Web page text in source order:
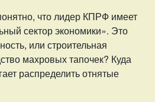
что лидер КПРФ имеет
сектор экономики». Это
или строительная
махровых тапочек? Куда
распределить отнятые